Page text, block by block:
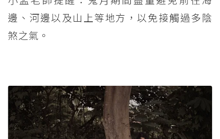
邊、河邊以及山上等地方，以免接觸過多陰
煞之氣。